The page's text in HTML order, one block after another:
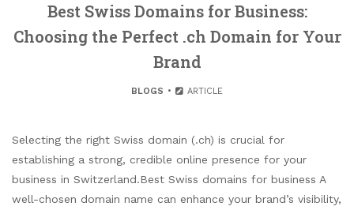
Best Swiss Domains for Business:
Choosing the Perfect .ch Domain for Your
Brand
BLOGS ARTICLE
Selecting the right Swiss domain (.ch) is crucial for
establishing a strong, credible online presence for your
business in Switzerland.Best Swiss domains for business A
well-chosen domain name can enhance your brand’s visibility,